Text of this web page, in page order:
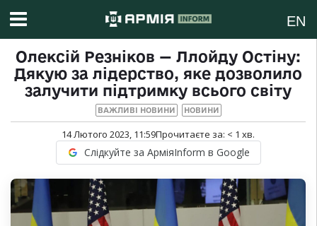
EN
Олексій Резніков — Ллойду Остіну:
Дякую за лідерство, яке дозволило
залучити підтримку всього світу
ВАЖЛИВІ НОВИНИ НОВИНИ
14 Лютого 2023, 11:59Прочитаєте за: < 1 хв.
Слідкуйте за АрміяInform в Google